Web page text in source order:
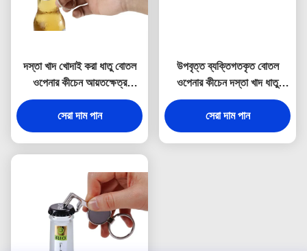
দস্তা খাদ খোদাই করা ধাতু বোতল
ওপেনার কীচেন আয়তক্ষেত্র
স্যুভেনির
সেরা দাম পান
উপবৃত্ত ব্যক্তিগতকৃত বোতল
ওপেনার কীচেন দস্তা খাদ ধাতু
খোদাই করা কীরিং
সেরা দাম পান